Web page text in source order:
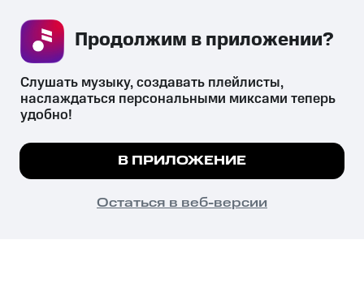
СКАЧАТЬ ПРИЛОЖЕНИЕ
психотропных веществ, их аналогов причиняет вред здоровью,
их незаконный оборот запрещён и влечёт установленную
законодательством ответственность.
© 2026 ООО «КИОН».
Все права защищены
Мы используем куки, чтобы на сайте все
Подробнее
ПОНЯТНО
Слушать музыку, создавать плейлисты,
наслаждаться персональными миксами теперь
удобно!
В ПРИЛОЖЕНИЕ
Остаться в веб-версии